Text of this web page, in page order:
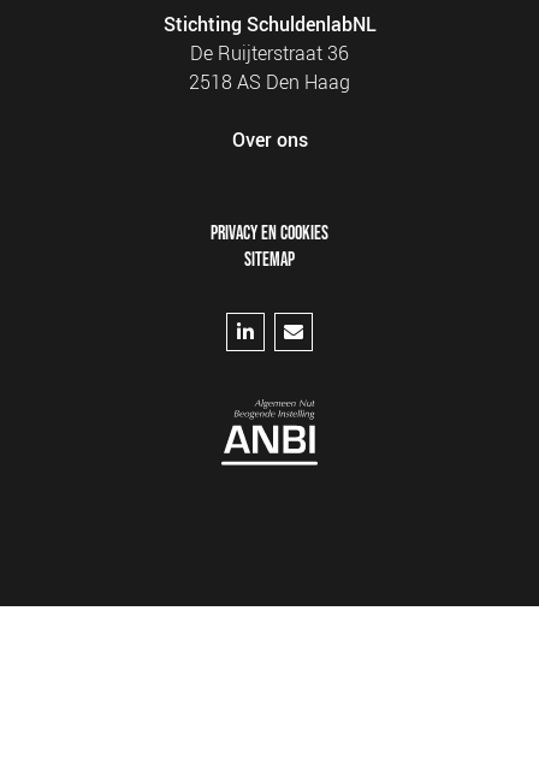
Stichting SchuldenlabNL
De Ruijterstraat 36
2518 AS Den Haag
Over ons
PRIVACY EN COOKIES
SITEMAP